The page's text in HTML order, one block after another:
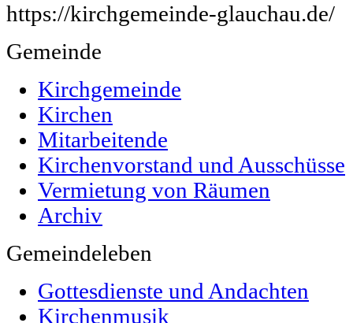
https://kirchgemeinde-glauchau.de/
Gemeinde
Kirchgemeinde
Kirchen
Mitarbeitende
Kirchenvorstand und Ausschüsse
Vermietung von Räumen
Archiv
Gemeindeleben
Gottesdienste und Andachten
Kirchenmusik